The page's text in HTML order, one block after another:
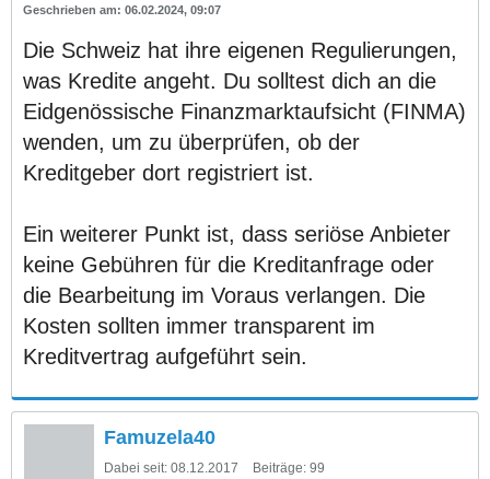
06.02.2024, 09:07
Die Schweiz hat ihre eigenen Regulierungen,
was Kredite angeht. Du solltest dich an die
Eidgenössische Finanzmarktaufsicht (FINMA)
wenden, um zu überprüfen, ob der
Kreditgeber dort registriert ist.
Ein weiterer Punkt ist, dass seriöse Anbieter
keine Gebühren für die Kreditanfrage oder
die Bearbeitung im Voraus verlangen. Die
Kosten sollten immer transparent im
Kreditvertrag aufgeführt sein.
Famuzela40
Dabei seit: 08.12.2017 Beiträge: 99